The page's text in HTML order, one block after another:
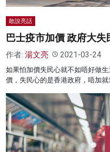
敢說亮話
巴士疫市加價 政府大失
作者: 湯文亮 2021-03-24
如果怕加價失民心就不如唔好做
價，失民心的是香港政府，唔加就